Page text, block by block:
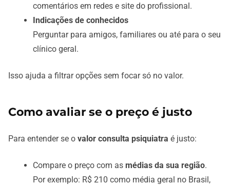
comentários em redes e site do profissional.
Indicações de conhecidos
Perguntar para amigos, familiares ou até para o seu
clínico geral.
Isso ajuda a filtrar opções sem focar só no valor.
Como avaliar se o preço é justo
Para entender se o valor consulta psiquiatra é justo:
Compare o preço com as médias da sua região.
Por exemplo: R$ 210 como média geral no Brasil,